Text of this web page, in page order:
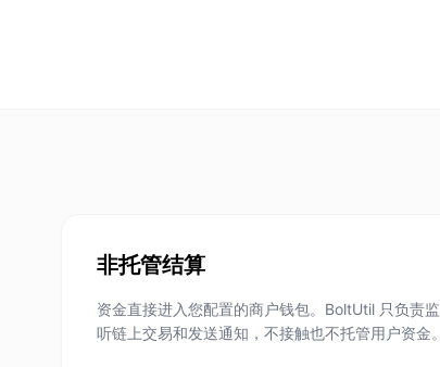
非托管结算
资金直接进入您配置的商户钱包。BoltUtil 只负责监
听链上交易和发送通知，不接触也不托管用户资金。